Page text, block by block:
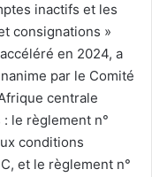
inactifs et les
consignations »
en 2024, a
par le Comité
centrale
le règlement n°
conditions
et le règlement n°